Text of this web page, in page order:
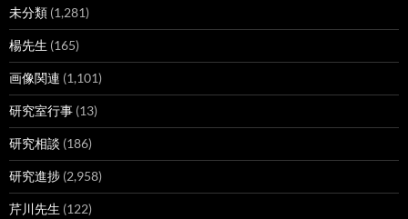
未分類 (1,281)
楊先生 (165)
画像関連 (1,101)
研究室行事 (13)
研究相談 (186)
研究進捗 (2,958)
芹川先生 (122)